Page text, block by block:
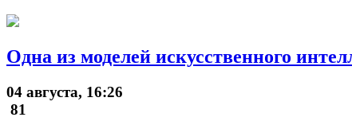
Одна из моделей искусственного
04 августа, 16:26
81